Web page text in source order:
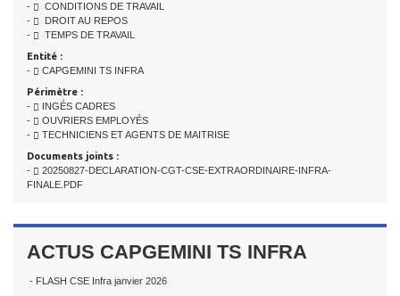
-
CONDITIONS DE TRAVAIL
-
DROIT AU REPOS
-
TEMPS DE TRAVAIL
Entité :
-
CAPGEMINI TS INFRA
Périmètre :
-
INGÉS CADRES
-
OUVRIERS EMPLOYÉS
-
TECHNICIENS ET AGENTS DE MAITRISE
Documents joints :
-
20250827-DECLARATION-CGT-CSE-EXTRAORDINAIRE-INFRA-
FINALE.PDF
ACTUS CAPGEMINI TS INFRA
- FLASH CSE Infra janvier 2026